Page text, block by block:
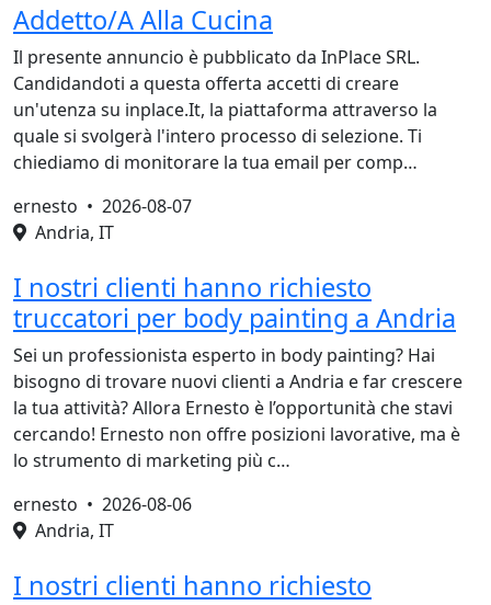
Addetto/A Alla Cucina
Il presente annuncio è pubblicato da InPlace SRL.
Candidandoti a questa offerta accetti di creare
un'utenza su inplace.It, la piattaforma attraverso la
quale si svolgerà l'intero processo di selezione. Ti
chiediamo di monitorare la tua email per comp…
ernesto • 2026-08-07
Andria, IT
I nostri clienti hanno richiesto
truccatori per body painting a Andria
Sei un professionista esperto in body painting? Hai
bisogno di trovare nuovi clienti a Andria e far crescere
la tua attività? Allora Ernesto è l’opportunità che stavi
cercando! Ernesto non offre posizioni lavorative, ma è
lo strumento di marketing più c…
ernesto • 2026-08-06
Andria, IT
I nostri clienti hanno richiesto